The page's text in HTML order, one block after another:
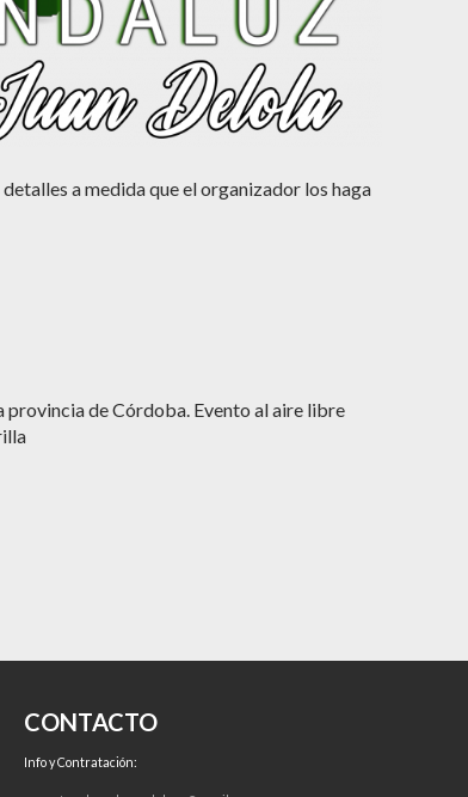
a medida que el organizador los haga
provincia de Córdoba. Evento al aire libre
CONTACTO
Info y Contratación: